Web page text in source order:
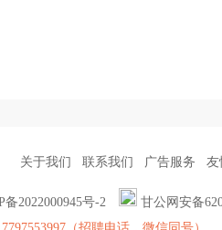
关于我们 联系我们 广告服务 友
备2022000945号-2 甘公网安备